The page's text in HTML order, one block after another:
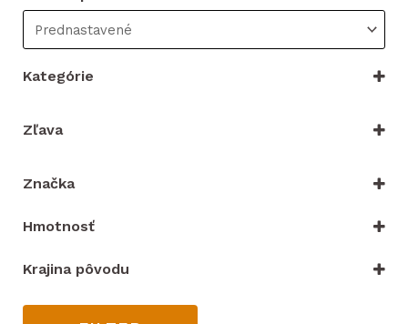
Kategórie
Zľava
Značka
Hmotnosť
Krajina pôvodu